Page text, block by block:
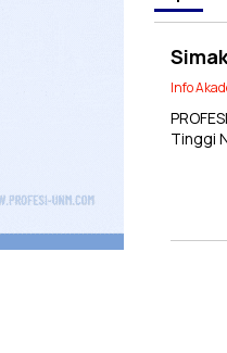
Info
Tinggi